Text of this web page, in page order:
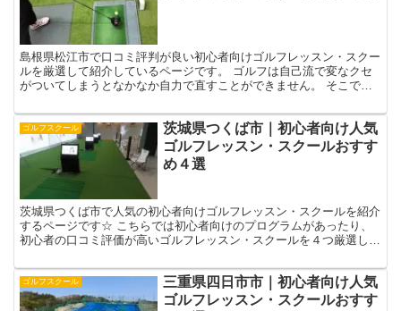
島根県松江市で口コミ評判が良い初心者向けゴルフレッスン・スクー
ルを厳選して紹介しているページです。 ゴルフは自己流で変なクセ
がついてしまうとなかなか自力で直すことができません。 そこで、
ゴルフスクール
茨城県つくば市｜初心者向け人気
ゴルフレッスン・スクールおすす
め４選
茨城県つくば市で人気の初心者向けゴルフレッスン・スクールを紹介
するページです☆ こちらでは初心者向けのプログラムがあったり、
初心者の口コミ評価が高いゴルフレッスン・スクールを４つ厳選しま
ゴルフスクール
三重県四日市市｜初心者向け人気
ゴルフレッスン・スクールおすす